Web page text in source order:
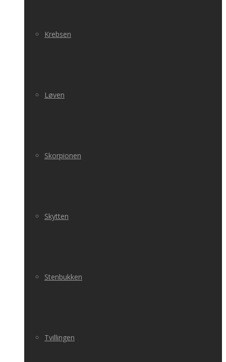
Krebsen
Løven
Skorpionen
Skytten
Stenbukken
Tvillingen